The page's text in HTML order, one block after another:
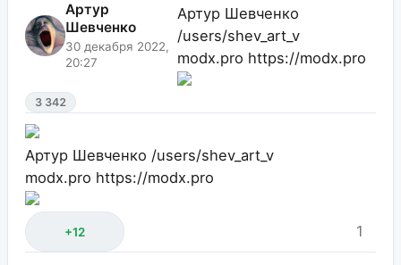
Артур
Шевченко
30 декабря 2022,
20:27
Артур Шевченко
/users/shev_art_v
modx.pro https://modx.pro
3 342
Артур Шевченко /users/shev_art_v
modx.pro https://modx.pro
+12 1